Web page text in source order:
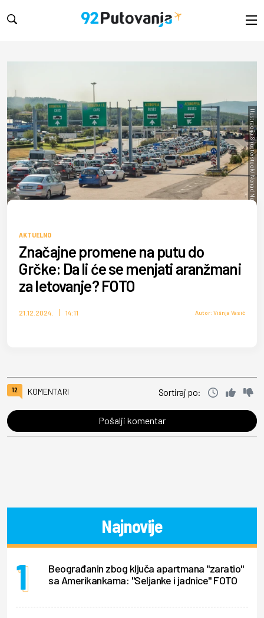
Ilustracija,Shutterstock/ Nenad Nedomacki
AKTUELNO
Značajne promene na putu do
Grčke: Da li će se menjati aranžmani
za letovanje? FOTO
21.12.2024. 14:11 Autor: Višnja Vasić
12 KOMENTARI Sortiraj po:
Pošalji komentar
Najnovije
Beograđanin zbog ključa apartmana "zaratio"
sa Amerikankama: "Seljanke i jadnice" FOTO